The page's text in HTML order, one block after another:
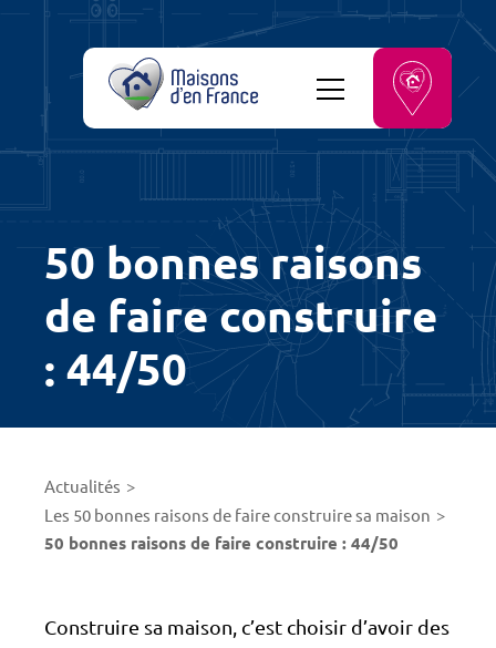
50 bonnes raisons
de faire construire
: 44/50
Actualités
Les 50 bonnes raisons de faire construire sa maison
50 bonnes raisons de faire construire : 44/50
Construire sa maison, c’est choisir d’avoir des